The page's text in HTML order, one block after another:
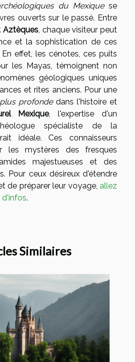
du Mexiquese
ouverts sur le passé. Entre
Aztèques, chaque visiteur peut
et la sophistication de ces
effet, les cénotes, ces puits
les Mayas, témoignent non
géologiques uniques
et rites anciens. Pour une
plus profondedans l'histoire et
Mexique, l'expertise d'un
spécialiste de la
idéale. Ces connaisseurs
les mystères des fresques
majestueuses et des
Pour ceux désireux d'étendre
de préparer leur voyage, allez
d'infos.
Similaires